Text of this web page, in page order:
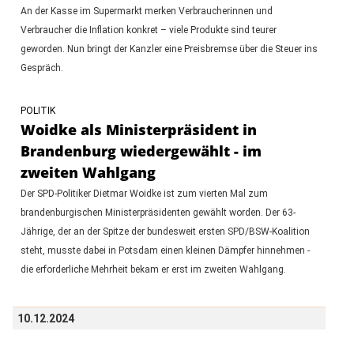
An der Kasse im Supermarkt merken Verbraucherinnen und
Verbraucher die Inflation konkret – viele Produkte sind teurer
geworden. Nun bringt der Kanzler eine Preisbremse über die Steuer ins
Gespräch.
POLITIK
Woidke als Ministerpräsident in
Brandenburg wiedergewählt - im
zweiten Wahlgang
Der SPD-Politiker Dietmar Woidke ist zum vierten Mal zum
brandenburgischen Ministerpräsidenten gewählt worden. Der 63-
Jährige, der an der Spitze der bundesweit ersten SPD/BSW-Koalition
steht, musste dabei in Potsdam einen kleinen Dämpfer hinnehmen -
die erforderliche Mehrheit bekam er erst im zweiten Wahlgang.
10.12.2024